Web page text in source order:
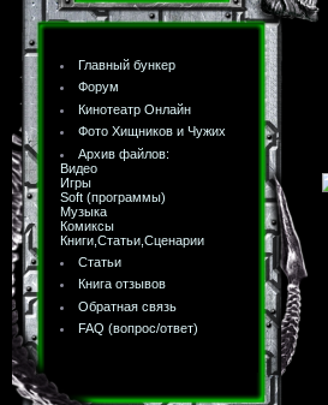
Главный бункер
Форум
Кинотеатр Онлайн
Фото Хищников и Чужих
Архив файлов:
Видео
Игры
Soft (программы)
Музыка
Комиксы
Книги,Статьи,Сценарии
Статьи
Книга отзывов
Обратная связь
FAQ (вопрос/ответ)